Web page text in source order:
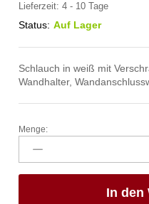
Lieferzeit:4 - 10 Tage
Status: Auf Lager
Schlauch in weiß mit
Wandhalter,
spa
Kneipp'sche
Garnitur
3/4"
Menge:
In den